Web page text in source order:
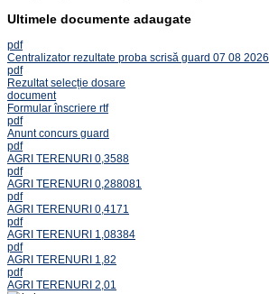
Ultimele documente adaugate
pdf
Centralizator rezultate proba scrisă guard 07 08 2026
pdf
Rezultat selecție dosare
document
Formular înscriere rtf
pdf
Anunt concurs guard
pdf
AGRI TERENURI 0,3588
pdf
AGRI TERENURI 0,288081
pdf
AGRI TERENURI 0,4171
pdf
AGRI TERENURI 1,08384
pdf
AGRI TERENURI 1,82
pdf
AGRI TERENURI 2,01